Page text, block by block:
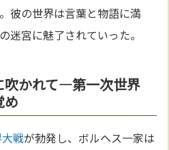
彼の世界は言葉と物語に満
の迷宮に魅了されていった。
吹かれて—第一次世界
め
戦が勃発し、ボルヘス一家は